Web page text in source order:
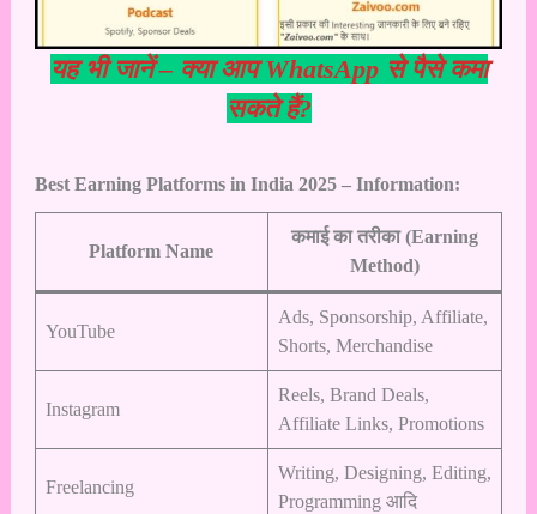
यह भी जानें – क्या आप WhatsApp से पैसे कमा
सकते हैं?
Best Earning Platforms in India 2025 – Information:
Platform Name
कमाई का तरीका (Earning
Method)
YouTube
Ads, Sponsorship, Affiliate,
Shorts, Merchandise
Instagram
Reels, Brand Deals,
Affiliate Links, Promotions
Freelancing
Writing, Designing, Editing,
Programming आदि